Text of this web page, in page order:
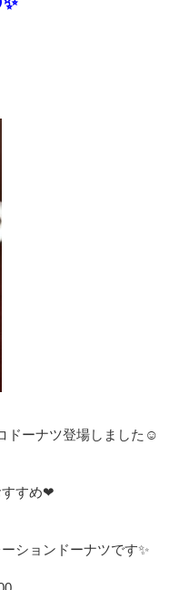
ドーナツ登場しました☺️
すすめ❤
ションドーナツです✨